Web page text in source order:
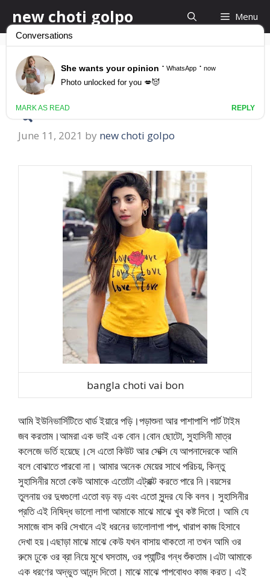
to
content
new choti golpo Menu
ছোট বোন বলল তোমার ওইটা
খুব হেলদি
June 11, 2021 by new choti golpo
bangla choti vai bon
আমি ইউনিভার্সিটিতে থার্ড ইয়ারে পড়ি।পড়াশুনা আর পাশাপাশি পার্ট টাইম
জব করতাম।আমরা এক ভাই এক বোন।বোন ছোটো, সুহাসিনী মাত্র
কলেজে ভর্তি হয়েছে।সে এতো কিউট আর সেক্সি যে আপনাদেরকে আমি
বলে বোঝাতে পারবো না। আমার অনেক মেয়ের সাথে পরিচয়, কিন্তু
সুহাসিনীর মতো কেউ আমাকে এতোটা এট্রাক্ট করতে পারে নি।বয়সের
তুলনায় ওর দুধগুলো এতো বড় বড় এবং এতো সুন্দর যে কি বলব। সুহাসিনীর
প্রতি এই নিষিদ্ধ ভালো লাগা আমাকে মাঝে মাঝে খুব কষ্ট দিতো। আমি যে
সমাজে বাস করি সেখানে এই ধরনের ভালোলাগা পাপ, খারাপ কাজ হিসাবে
দেখা হয়।এছাড়া মাঝে মাঝে কেউ যখন বাসায় থাকতো না তখন আমি ওর
রুমে ঢুকে ওর ব্রা নিয়ে মুখে ঘসতাম, ওর প্যান্টির গন্ধ শুঁকতাম।এটা আমাকে
এক ধরণের অদ্ভুত আনন্দ দিতো। মাঝে মাঝে পাপবোধও কাজ করত। এই